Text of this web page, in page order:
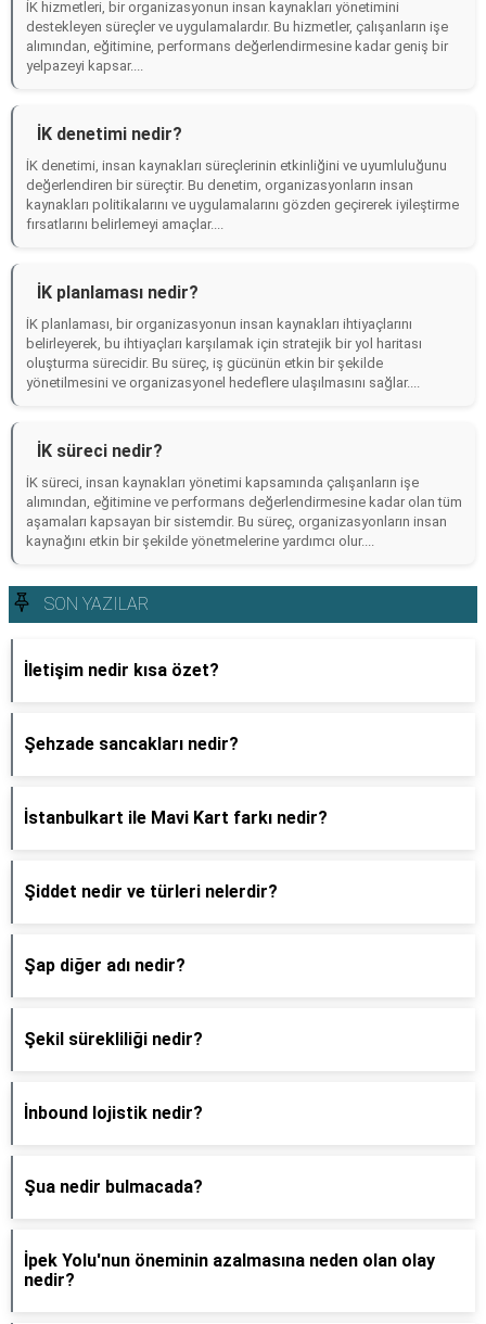
İK hizmetleri, bir organizasyonun insan kaynakları yönetimini
destekleyen süreçler ve uygulamalardır. Bu hizmetler, çalışanların işe
alımından, eğitimine, performans değerlendirmesine kadar geniş bir
yelpazeyi kapsar....
İK denetimi nedir?
İK denetimi, insan kaynakları süreçlerinin etkinliğini ve uyumluluğunu
değerlendiren bir süreçtir. Bu denetim, organizasyonların insan
kaynakları politikalarını ve uygulamalarını gözden geçirerek iyileştirme
fırsatlarını belirlemeyi amaçlar....
İK planlaması nedir?
İK planlaması, bir organizasyonun insan kaynakları ihtiyaçlarını
belirleyerek, bu ihtiyaçları karşılamak için stratejik bir yol haritası
oluşturma sürecidir. Bu süreç, iş gücünün etkin bir şekilde
yönetilmesini ve organizasyonel hedeflere ulaşılmasını sağlar....
İK süreci nedir?
İK süreci, insan kaynakları yönetimi kapsamında çalışanların işe
alımından, eğitimine ve performans değerlendirmesine kadar olan tüm
aşamaları kapsayan bir sistemdir. Bu süreç, organizasyonların insan
kaynağını etkin bir şekilde yönetmelerine yardımcı olur....
SON YAZILAR
İletişim nedir kısa özet?
Şehzade sancakları nedir?
İstanbulkart ile Mavi Kart farkı nedir?
Şiddet nedir ve türleri nelerdir?
Şap diğer adı nedir?
Şekil sürekliliği nedir?
İnbound lojistik nedir?
Şua nedir bulmacada?
İpek Yolu'nun öneminin azalmasına neden olan olay
nedir?